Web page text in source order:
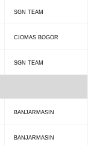
SGN TEAM
CIOMAS BOGOR
SGN TEAM
BANJARMASIN
BANJARMASIN